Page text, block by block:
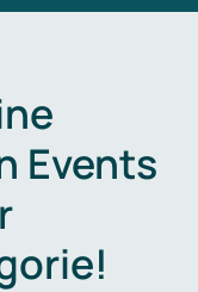
Events